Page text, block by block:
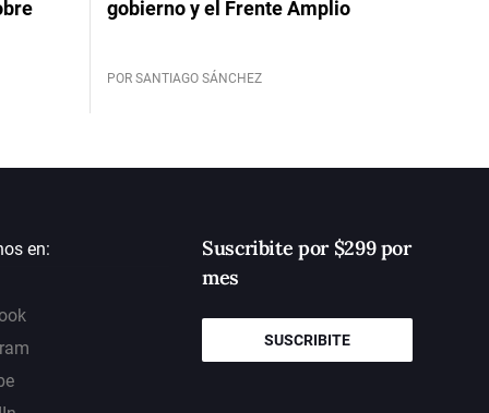
gobierno y el Frente Amplio
POR SANTIAGO SÁNCHEZ
en:
Suscribite por $299 por
mes
SUSCRIBITE